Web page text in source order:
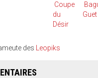
Coupe
du
Désir
Guet
des Leopiks